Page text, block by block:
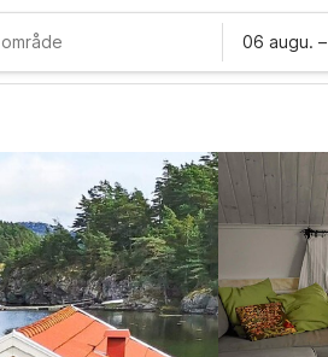
06 augu. –